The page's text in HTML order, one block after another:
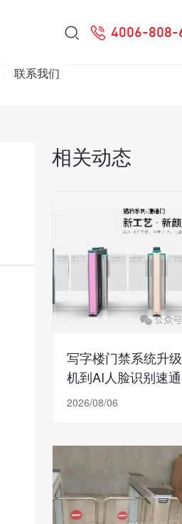
4006-808-
联系我们
相关动态
写字楼门禁系统升
机到AI人脸识别速
2026/08/06